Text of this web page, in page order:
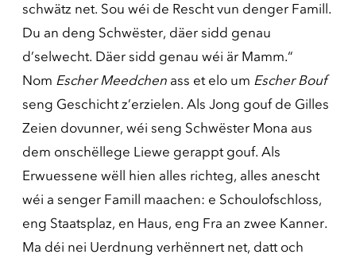
schwätz net. Sou wéi de Rescht vun denger Famill.
Du an deng Schwëster, däer sidd genau
d’selwecht. Däer sidd genau wéi är Mamm.“
Nom Escher Meedchen ass et elo um Escher Bouf
seng Geschicht z’erzielen. Als Jong gouf de Gilles
Zeien dovunner, wéi seng Schwëster Mona aus
dem onschëllege Liewe gerappt gouf. Als
Erwuessene wëll hien alles richteg, alles anescht
wéi a senger Famill maachen: e Schoulofschloss,
eng Staatsplaz, en Haus, eng Fra an zwee Kanner.
Ma déi nei Uerdnung verhënnert net, datt och